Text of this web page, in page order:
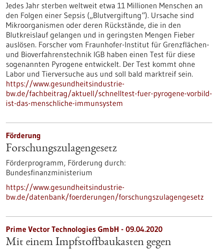
Jedes Jahr sterben weltweit etwa 11 Millionen Menschen an
den Folgen einer Sepsis („Blutvergiftung“). Ursache sind
Mikroorganismen oder deren Rückstände, die in den
Blutkreislauf gelangen und in geringsten Mengen Fieber
auslösen. Forscher vom Fraunhofer-Institut für Grenzflächen-
und Bioverfahrenstechnik IGB haben einen Test für diese
sogenannten Pyrogene entwickelt. Der Test kommt ohne
Labor und Tierversuche aus und soll bald marktreif sein.
https://www.gesundheitsindustrie-
bw.de/fachbeitrag/aktuell/schnelltest-fuer-pyrogene-vorbild-
ist-das-menschliche-immunsystem
Förderung
Forschungszulagengesetz
Förderprogramm, Förderung durch:
Bundesfinanzministerium
https://www.gesundheitsindustrie-
bw.de/datenbank/foerderungen/forschungszulagengesetz
Prime Vector Technologies GmbH - 09.04.2020
Mit einem Impfstoffbaukasten gegen